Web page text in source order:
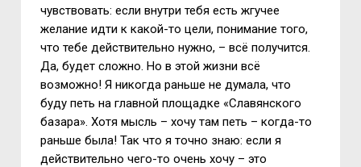
чувствовать: если внутри тебя есть жгучее
желание идти к какой-то цели, понимание того,
что тебе действительно нужно, – всё получится.
Да, будет сложно. Но в этой жизни всё
возможно! Я никогда раньше не думала, что
буду петь на главной площадке «Славянского
базара». Хотя мысль – хочу там петь – когда-то
раньше была! Так что я точно знаю: если я
действительно чего-то очень хочу – это